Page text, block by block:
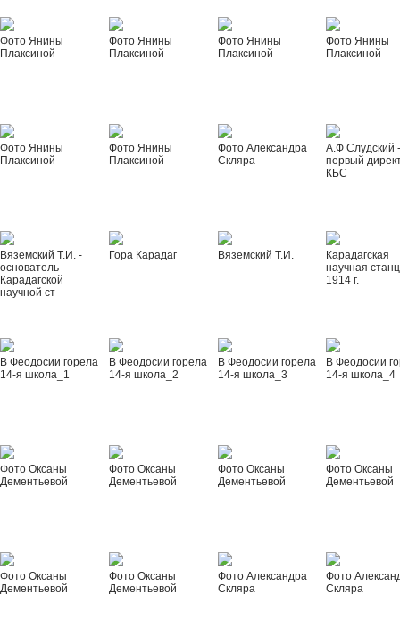
Фото Янины
Плаксиной
Фото Янины
Плаксиной
Фото Янины
Плаксиной
Фото Янины
Плаксиной
Фото Янины
Плаксиной
Фото Янины
Плаксиной
Фото Александра
Скляра
А.Ф Слудский
первый
КБС
Вяземский Т.И. -
основатель
Карадагской
научной ст
Гора Карадаг Вяземский Т.И.
Карадагская
научная
1914 г.
В Феодосии горела
14-я школа_1
В Феодосии горела
14-я школа_2
В Феодосии горела
14-я школа_3
В Феодосии
14-я школа_4
Фото Оксаны
Дементьевой
Фото Оксаны
Дементьевой
Фото Оксаны
Дементьевой
Фото Оксаны
Дементьевой
Фото Оксаны
Дементьевой
Фото Оксаны
Дементьевой
Фото Александра
Скляра
Фото
Скляра